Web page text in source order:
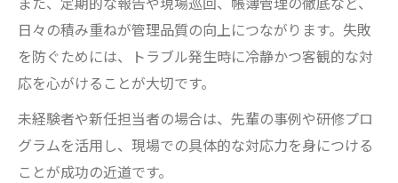
日々の積み重ねが管理品質の向上につながります。失敗
を防ぐためには、トラブル発生時に冷静かつ客観的な対
応を心がけることが大切です。
未経験者や新任担当者の場合は、先輩の事例や研修プロ
グラムを活用し、現場での具体的な対応力を身につける
ことが成功の近道です。